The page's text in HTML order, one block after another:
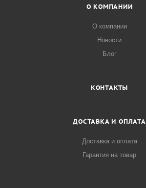
О КОМПАНИИ
О компании
Новости
Блог
КОНТАКТЫ
ДОСТАВКА И ОПЛАТА
Доставка и оплата
Гарантия на товар